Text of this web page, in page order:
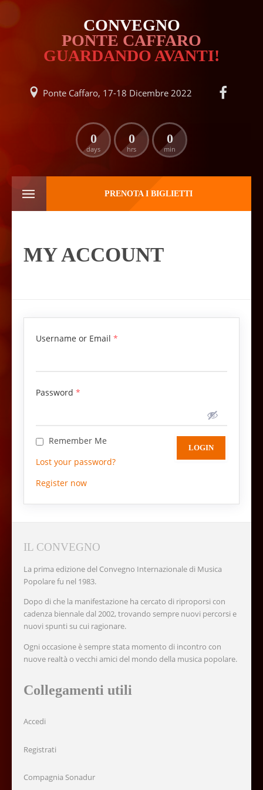
CONVEGNO
PONTE CAFFARO
GUARDANDO AVANTI!
Ponte Caffaro, 17-18 Dicembre 2022
0
days
0
hrs
0
min
PRENOTA I BIGLIETTI
MY ACCOUNT
Username or Email *
Password *
Remember Me
Lost your password?
Register now
IL CONVEGNO
La prima edizione del Convegno Internazionale di Musica
Popolare fu nel 1983.
Dopo di che la manifestazione ha cercato di riproporsi con
cadenza biennale dal 2002, trovando sempre nuovi percorsi e
nuovi spunti su cui ragionare.
Ogni occasione è sempre stata momento di incontro con
nuove realtà o vecchi amici del mondo della musica popolare.
Collegamenti utili
Accedi
Registrati
Compagnia Sonadur